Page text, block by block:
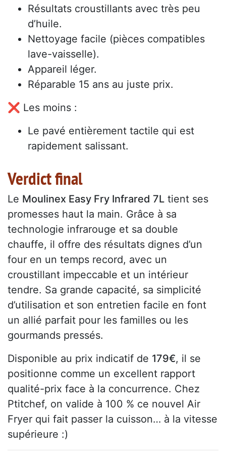
Résultats croustillants avec très peu
d’huile.
Nettoyage facile (pièces compatibles
lave-vaisselle).
Appareil léger.
Réparable 15 ans au juste prix.
❌ Les moins :
Le pavé entièrement tactile qui est
rapidement salissant.
Verdict final
Le Moulinex Easy Fry Infrared 7L tient ses
promesses haut la main. Grâce à sa
technologie infrarouge et sa double
chauffe, il offre des résultats dignes d’un
four en un temps record, avec un
croustillant impeccable et un intérieur
tendre. Sa grande capacité, sa simplicité
d’utilisation et son entretien facile en font
un allié parfait pour les familles ou les
gourmands pressés.
Disponible au prix indicatif de 179€, il se
positionne comme un excellent rapport
qualité-prix face à la concurrence. Chez
Ptitchef, on valide à 100 % ce nouvel Air
Fryer qui fait passer la cuisson… à la vitesse
supérieure :)